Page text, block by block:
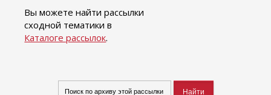
Вы можете найти рассылки
сходной тематики в
Каталоге рассылок.